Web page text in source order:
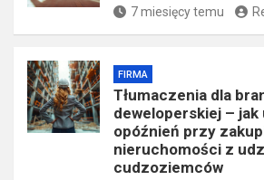
7 miesięcy temu
FIRMA
Tłumaczenia dla
deweloperskiej – jak
opóźnień przy
nieruchomości z
cudzoziemców